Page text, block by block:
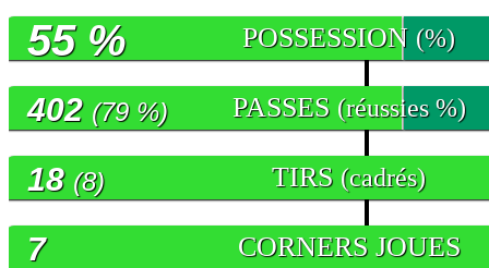
POSSESSION (%)
55 %
PASSES (réussies %)
402 (79 %)
TIRS (cadrés)
18 (8)
CORNERS JOUES
7